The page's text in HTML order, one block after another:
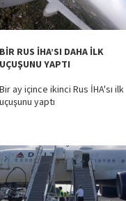
BİR RUS İHA’SI DAHA İLK
UÇUŞUNU YAPTI
Bir ay içince ikinci Rus İHA'sı ilk
uçuşunu yaptı